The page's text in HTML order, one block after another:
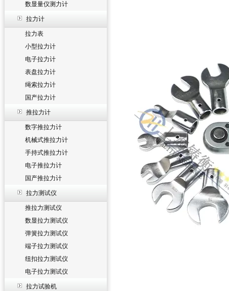
数显量仪测力计
拉力计
拉力表
小型拉力计
电子拉力计
表盘拉力计
绳索拉力计
国产拉力计
推拉力计
数字推拉力计
机械式推拉力计
手持式推拉力计
电子推拉力计
国产推拉力计
拉力测试仪
推拉力测试仪
数显拉力测试仪
弹簧拉力测试仪
端子拉力测试仪
纽扣拉力测试仪
电子拉力测试仪
拉力试验机